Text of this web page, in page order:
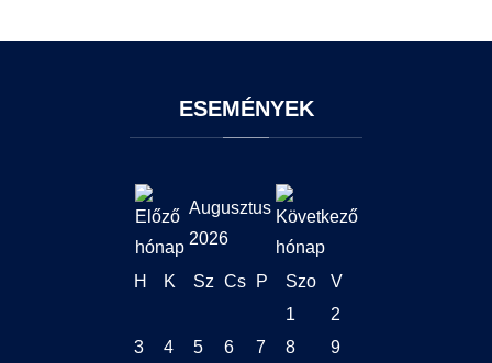
ESEMÉNYEK
Augusztus
2026
H K Sz Cs P Szo
V
1
2
3
4 5 6 7 8
9